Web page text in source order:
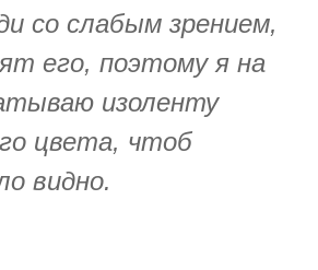
со слабым зрением,
его, поэтому я на
изоленту
цвета, чтоб
видно.